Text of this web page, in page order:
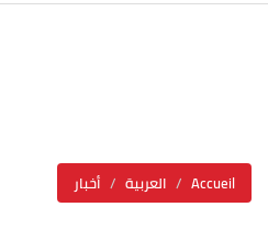
أخبار العربية Accueil